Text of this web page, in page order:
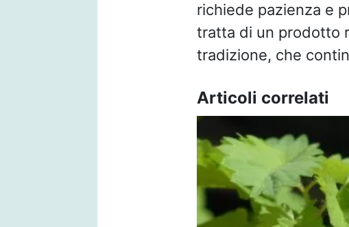
richiede pazienza e
tratta di un prodotto
tradizione, che
Articoli correlati